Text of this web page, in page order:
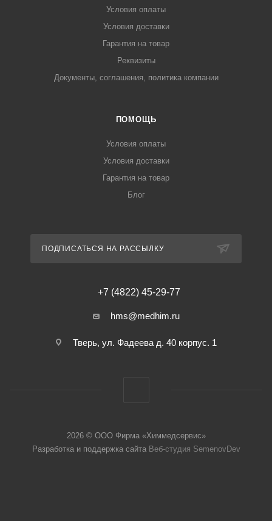
Условия оплаты
Условия доставки
Гарантия на товар
Реквизиты
Документы, соглашения, политика компании
ПОМОЩЬ
Условия оплаты
Условия доставки
Гарантия на товар
Блог
ПОДПИСАТЬСЯ НА РАССЫЛКУ
+7 (4822) 45-29-77
hms@medhim.ru
Тверь, ул. Фадеева д. 40 корпус. 1
2026 © ООО Фирма «Химмедсервис»
Разработка и поддержка сайта Веб-студия SemenovDev